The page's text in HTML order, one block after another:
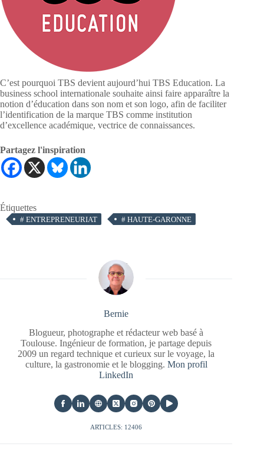
C’est pourquoi TBS devient aujourd’hui TBS Education. La
business school internationale souhaite ainsi faire apparaître la
notion d’éducation dans son nom et son logo, afin de faciliter
l’identification de la marque TBS comme institution
d’excellence académique, vectrice de connaissances.
Partagez l'inspiration
Étiquettes
# ENTREPRENEURIAT # HAUTE-GARONNE
Bernie
Blogueur, photographe et rédacteur web basé à
Toulouse. Ingénieur de formation, je partage depuis
2009 un regard technique et curieux sur le voyage, la
culture, la gastronomie et le blogging. Mon profil
LinkedIn
ARTICLES: 12406